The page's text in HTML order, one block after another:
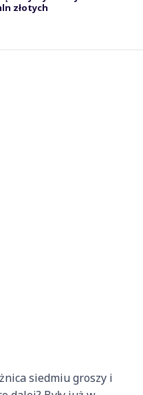
złotych
siedmiu groszy i